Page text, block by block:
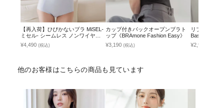
【再入荷】ひびかないブラ MiSEL-
ミセル- シームレス ノンワイヤー
ブラ＆ショーツ
¥4,490 (税込)
カップ付きバックオープンブラト
ップ《BRAmone Fashion Easy》
¥3,190 (税込)
リブブラ
Basic
¥2,990
他のお客様はこちらの商品も見ています